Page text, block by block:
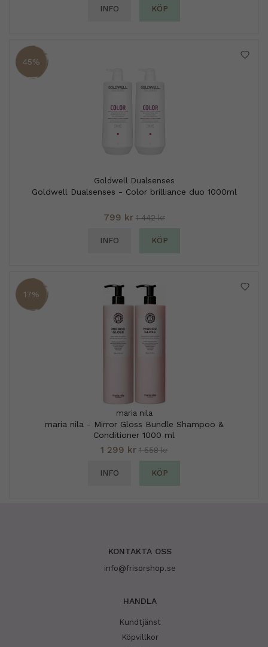
INFO KÖP
45%
Goldwell Dualsenses
Goldwell Dualsenses - Color brilliance duo 1000ml
799 kr 1 442 kr
INFO KÖP
17%
maria nila
maria nila - Mirror Gloss Bundle Shampoo &
Conditioner 1000 ml
1 299 kr 1 558 kr
INFO KÖP
KONTAKTA OSS
info@frisorshop.se
HANDLA
Kundtjänst
Köpvillkor